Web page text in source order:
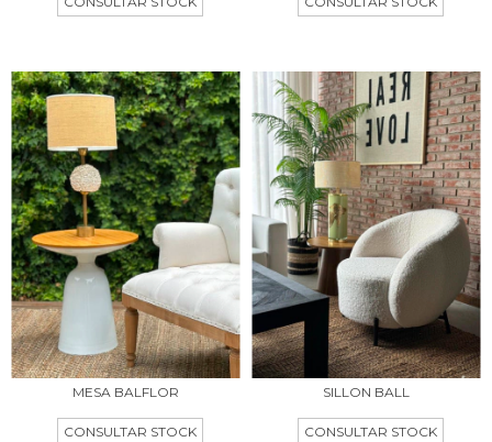
MESA BALFLOR SILLON BALL